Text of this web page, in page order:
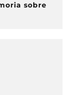
sobre